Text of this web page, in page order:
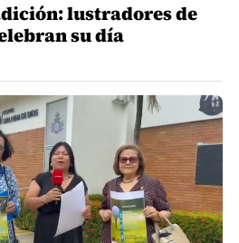
lustradores de
su día